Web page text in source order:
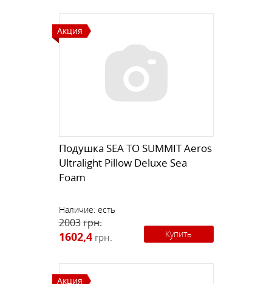
Акция
Подушка SEA TO SUMMIT Aeros
Ultralight Pillow Deluxe Sea
Foam
Наличие: есть
2003грн.
1602,4 грн. Купить
Акция